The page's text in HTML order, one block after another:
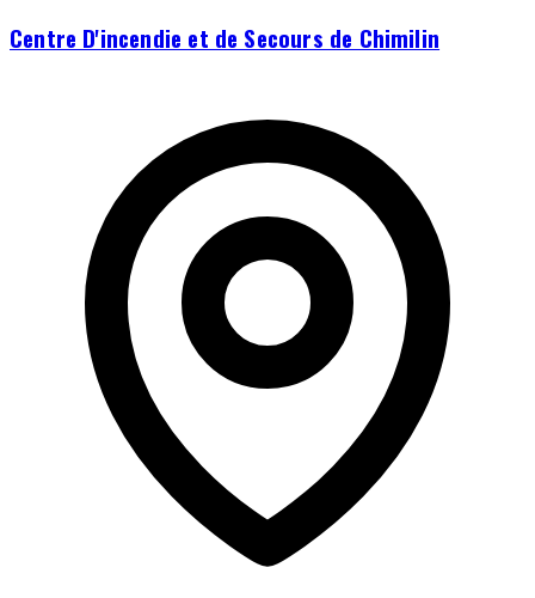
Centre D'incendie et de Secours de Chimilin